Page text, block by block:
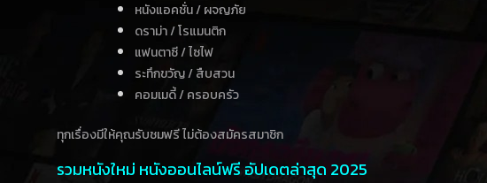
หนังแอคชั่น / ผจญภัย
ดราม่า / โรแมนติก
แฟนตาซี / ไซไฟ
ระทึกขวัญ / สืบสวน
คอมเมดี้ / ครอบครัว
ทุกเรื่องมีให้คุณรับชมฟรี ไม่ต้องสมัครสมาชิก
รวมหนังใหม่ หนังออนไลน์ฟรี อัปเดตล่าสุด 2025